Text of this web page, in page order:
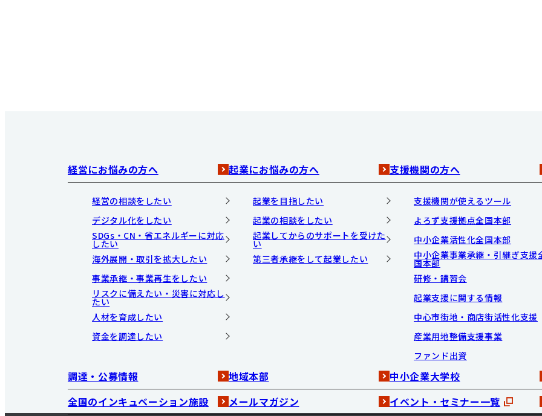
経営にお悩みの方へ
経営の相談をしたい
デジタル化をしたい
SDGs・CN・省エネルギーに対応
したい
海外展開・取引を拡大したい
事業承継・事業再生をしたい
リスクに備えたい・災害に対応し
たい
人材を育成したい
資金を調達したい
起業にお悩みの方へ
起業を目指したい
起業の相談をしたい
起業してからのサポートを受けた
い
第三者承継をして起業したい
支援機関の方へ
支援機関が使えるツール
よろず支援拠点全国本部
中小企業活性化全国本部
中小企業事業承継・引継ぎ支援
国本部
研修・講習会
起業支援に関する情報
中心市街地・商店街活性化支援
産業用地整備支援事業
ファンド出資
調達・公募情報 地域本部 中小企業大学校
全国のインキュベーション施設
メールマガジン イベント・セミナー一覧